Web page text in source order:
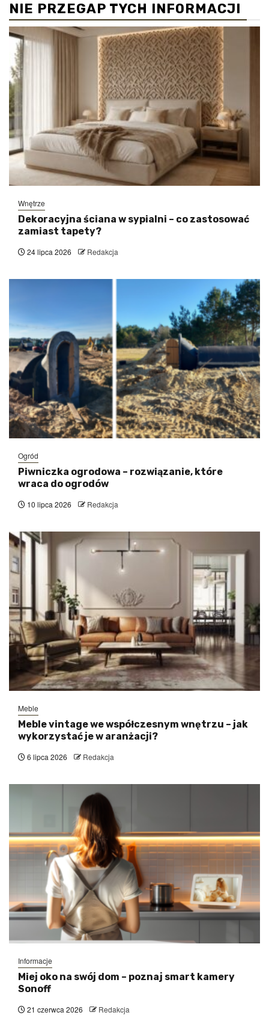
NIE PRZEGAP TYCH INFORMACJI
Wnętrze
Dekoracyjna ściana w sypialni – co zastosować
zamiast tapety?
24 lipca 2026 Redakcja
Ogród
Piwniczka ogrodowa – rozwiązanie, które
wraca do ogrodów
10 lipca 2026 Redakcja
Meble
Meble vintage we współczesnym wnętrzu – jak
wykorzystać je w aranżacji?
6 lipca 2026 Redakcja
Informacje
Miej oko na swój dom – poznaj smart kamery
Sonoff
21 czerwca 2026 Redakcja